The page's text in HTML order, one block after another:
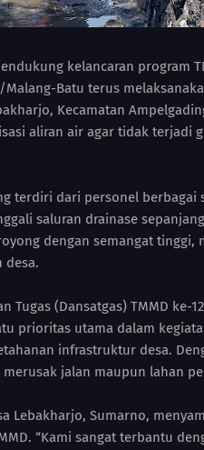
kelancaran program
Malang-Batu terus
Kecamatan
aliran air agar tidak terjadi
terdiri dari personel
saluran drainase
dengan semangat tinggi,
desa.
Tugas (Dansatgas) TMMD ke-
prioritas utama dalam
infrastruktur desa.
jalan maupun lahan
Lebakharjo, Sumarno,
“Kami sangat terbantu